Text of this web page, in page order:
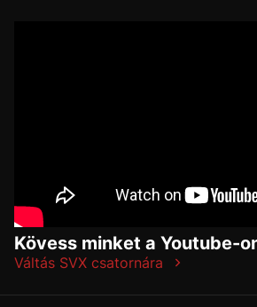
Kövess minket a Youtube-
Váltás SVX csatornára